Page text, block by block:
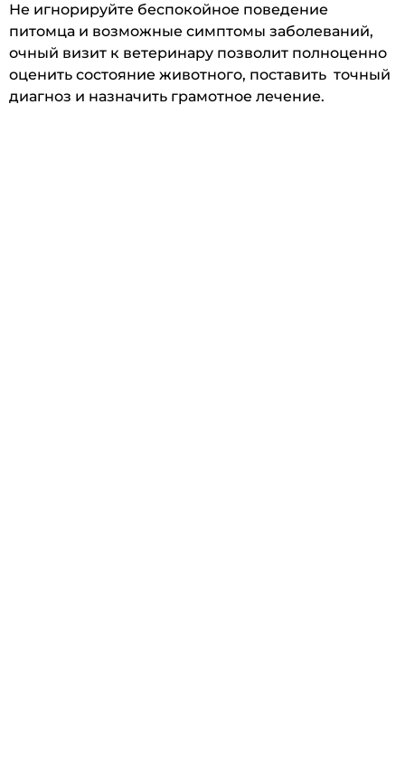
Не игнорируйте беспокойное поведение
питомца и возможные симптомы заболеваний,
очный визит к ветеринару позволит полноценно
оценить состояние животного, поставить точный
диагноз и назначить грамотное лечение.